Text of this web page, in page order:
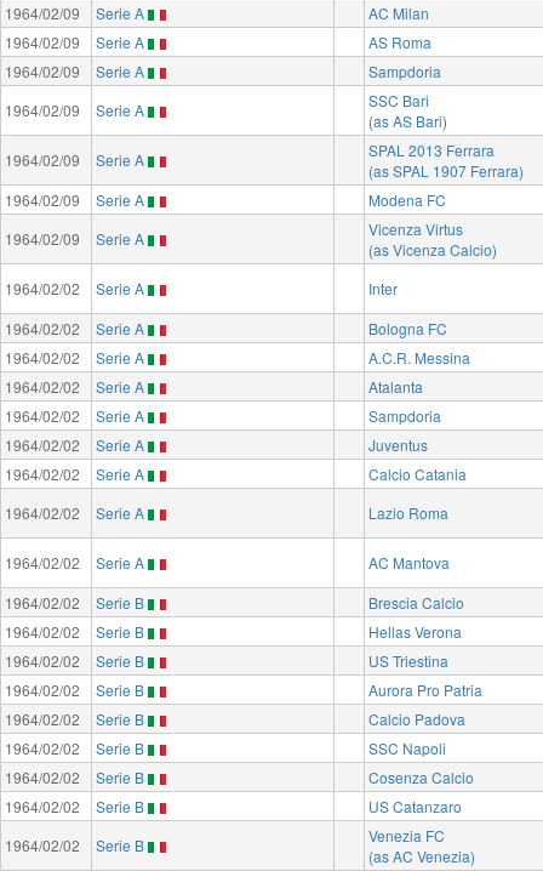
1964/02/09
Serie A
AC Milan
1964/02/09
Serie A
AS Roma
1964/02/09
Serie A
Sampdoria
1964/02/09
Serie A
SSC Bari
(as AS Bari)
1964/02/09
Serie A
SPAL 2013 Ferrara
(as SPAL 1907 Ferrara)
1964/02/09
Serie A
Modena FC
1964/02/09
Serie A
Vicenza Virtus
(as Vicenza Calcio)
1964/02/02
Serie A
Inter
1964/02/02
Serie A
Bologna FC
1964/02/02
Serie A
A.C.R. Messina
1964/02/02
Serie A
Atalanta
1964/02/02
Serie A
Sampdoria
1964/02/02
Serie A
Juventus
1964/02/02
Serie A
Calcio Catania
1964/02/02
Serie A Lazio Roma
1964/02/02 Serie A
AC Mantova
1964/02/02
Serie B
Brescia Calcio
1964/02/02
Serie B
Hellas Verona
1964/02/02
Serie B
US Triestina
1964/02/02
Serie B
Aurora Pro Patria
1964/02/02
Serie B
Calcio Padova
1964/02/02
Serie B
SSC Napoli
1964/02/02
Serie B
Cosenza Calcio
1964/02/02
Serie B
US Catanzaro
1964/02/02
Serie B
Venezia FC
(as AC Venezia)